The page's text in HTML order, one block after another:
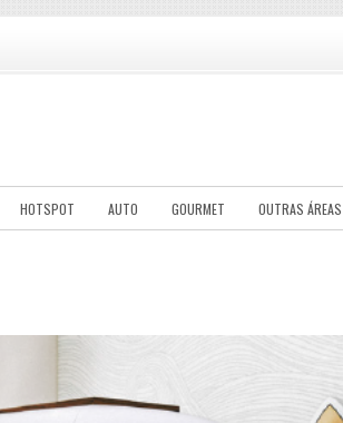
HOTSPOT AUTO GOURMET OUTRAS ÁREAS